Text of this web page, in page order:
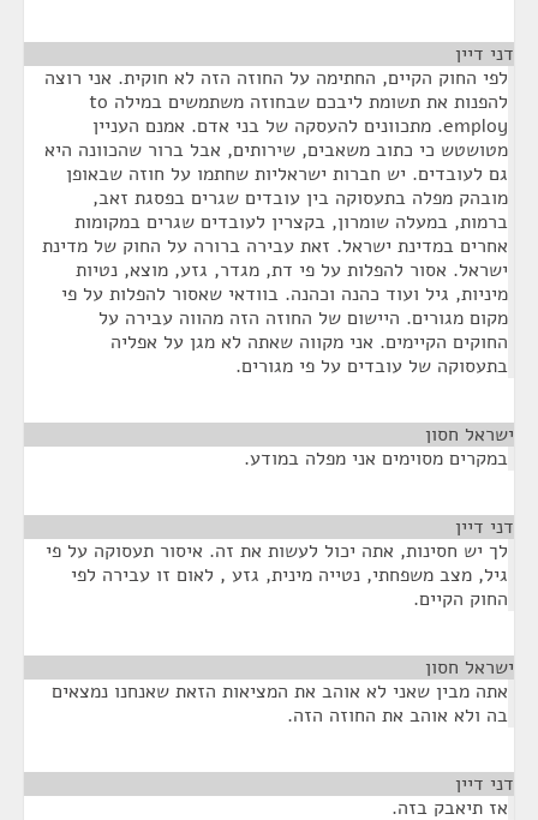
דני דיין
לפי החוק הקיים, החתימה על החוזה הזה לא חוקית. אני רוצה
להפנות את תשומת ליבכם שבחוזה משתמשים במילה to
employ. מתכוונים להעסקה של בני אדם. אמנם העניין
מטושטש כי כתוב משאבים, שירותים, אבל ברור שהכוונה היא
גם לעובדים. יש חברות ישראליות שחתמו על חוזה שבאופן
מובהק מפלה בתעסוקה בין עובדים שגרים בפסגת זאב,
ברמות, במעלה שומרון, בקצרין לעובדים שגרים במקומות
אחרים במדינת ישראל. זאת עבירה ברורה על החוק של מדינת
ישראל. אסור להפלות על פי דת, מגדר, גזע, מוצא, נטיות
מיניות, גיל ועוד כהנה וכהנה. בוודאי שאסור להפלות על פי
מקום מגורים. היישום של החוזה הזה מהווה עבירה על
החוקים הקיימים. אני מקווה שאתה לא מגן על אפליה
בתעסוקה של עובדים על פי מגורים.
ישראל חסון
במקרים מסוימים אני מפלה במודע.
דני דיין
לך יש חסינות, אתה יכול לעשות את זה. איסור תעסוקה על פי
גיל, מצב משפחתי, נטייה מינית, גזע , לאום זו עבירה לפי
החוק הקיים.
ישראל חסון
אתה מבין שאני לא אוהב את המציאות הזאת שאנחנו נמצאים
בה ולא אוהב את החוזה הזה.
דני דיין
אז תיאבק בזה.